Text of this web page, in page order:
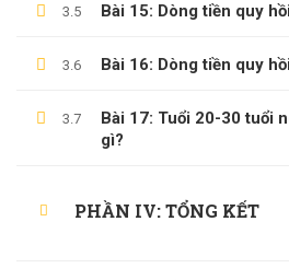
3.5 Bài 15: Dòng tiền quy
3.6 Bài 16: Dòng tiền quy
3.7
Bài 17: Tuổi 20-30 tuổi
gì?
PHẦN IV: TỔNG KẾT
(0)347658345